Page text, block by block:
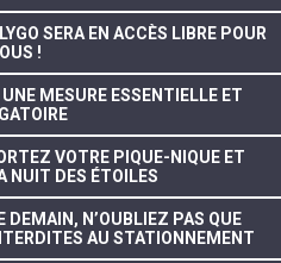
SERA EN ACCÈS LIBRE POUR
!
MESURE ESSENTIELLE ET
VOTRE PIQUE-NIQUE ET
NUIT DES ÉTOILES
DEMAIN, N’OUBLIEZ PAS QUE
AU STATIONNEMENT